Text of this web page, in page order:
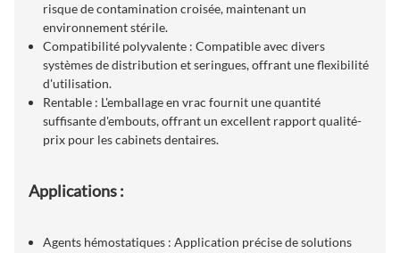
risque de contamination croisée, maintenant un
environnement stérile.
Compatibilité polyvalente : Compatible avec divers
systèmes de distribution et seringues, offrant une flexibilité
d'utilisation.
Rentable : L'emballage en vrac fournit une quantité
suffisante d'embouts, offrant un excellent rapport qualité-
prix pour les cabinets dentaires.
Applications :
Agents hémostatiques : Application précise de solutions